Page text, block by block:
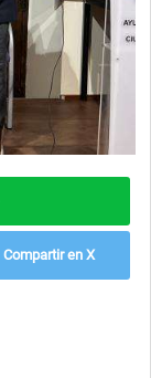
Compartir en X